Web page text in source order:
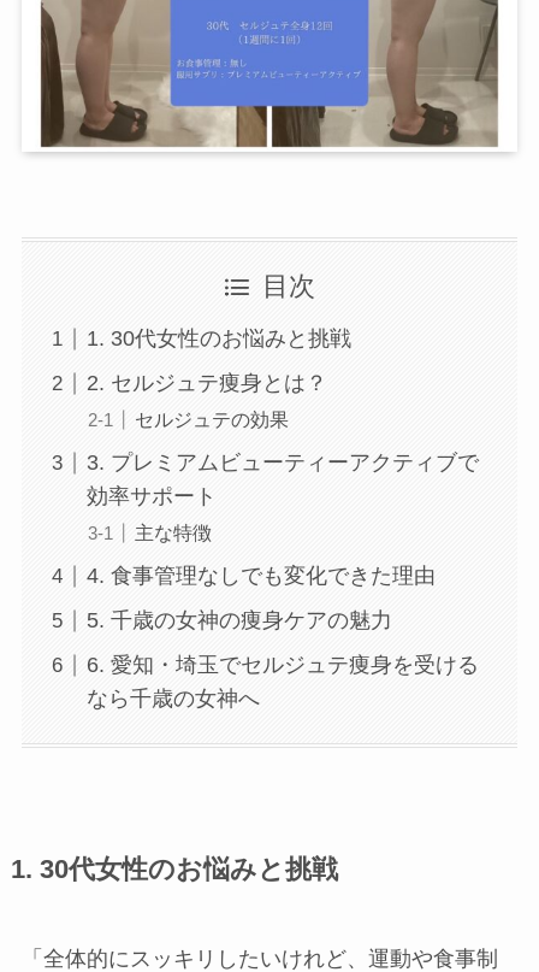
目次
1. 30代女性のお悩みと挑戦
2. セルジュテ痩身とは？
セルジュテの効果
3. プレミアムビューティーアクティブで
効率サポート
主な特徴
4. 食事管理なしでも変化できた理由
5. 千歳の女神の痩身ケアの魅力
6. 愛知・埼玉でセルジュテ痩身を受ける
なら千歳の女神へ
1. 30代女性のお悩みと挑戦
「全体的にスッキリしたいけれど、運動や食事制
店舗一覧
西尾本店
岡崎店
三河安城店
久屋大通店
刈谷店